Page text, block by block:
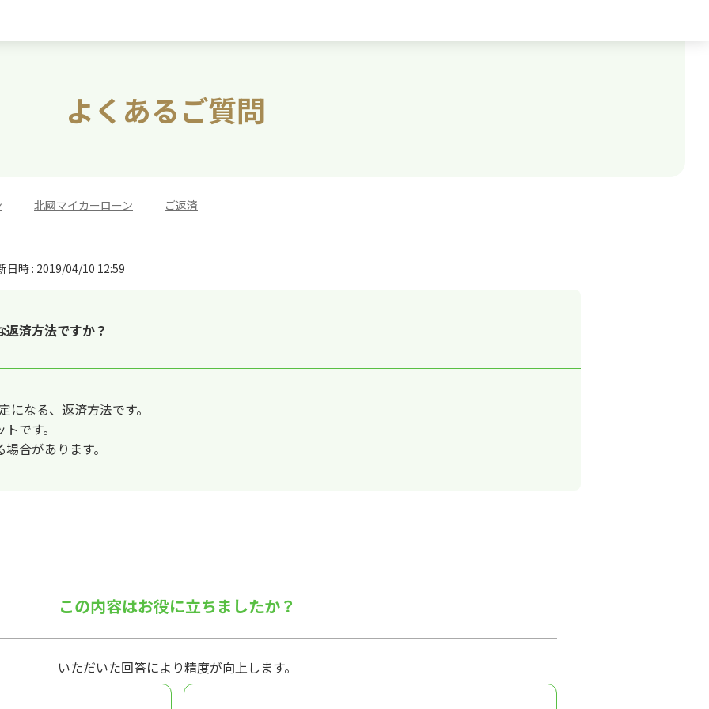
よくあるご質問
北國マイカーローン ご返済
日時 : 2019/04/10 12:59
済方法ですか？
なる、返済方法です。
です。
合があります。
この内容はお役に立ちましたか？
いただいた回答により精度が向上します。